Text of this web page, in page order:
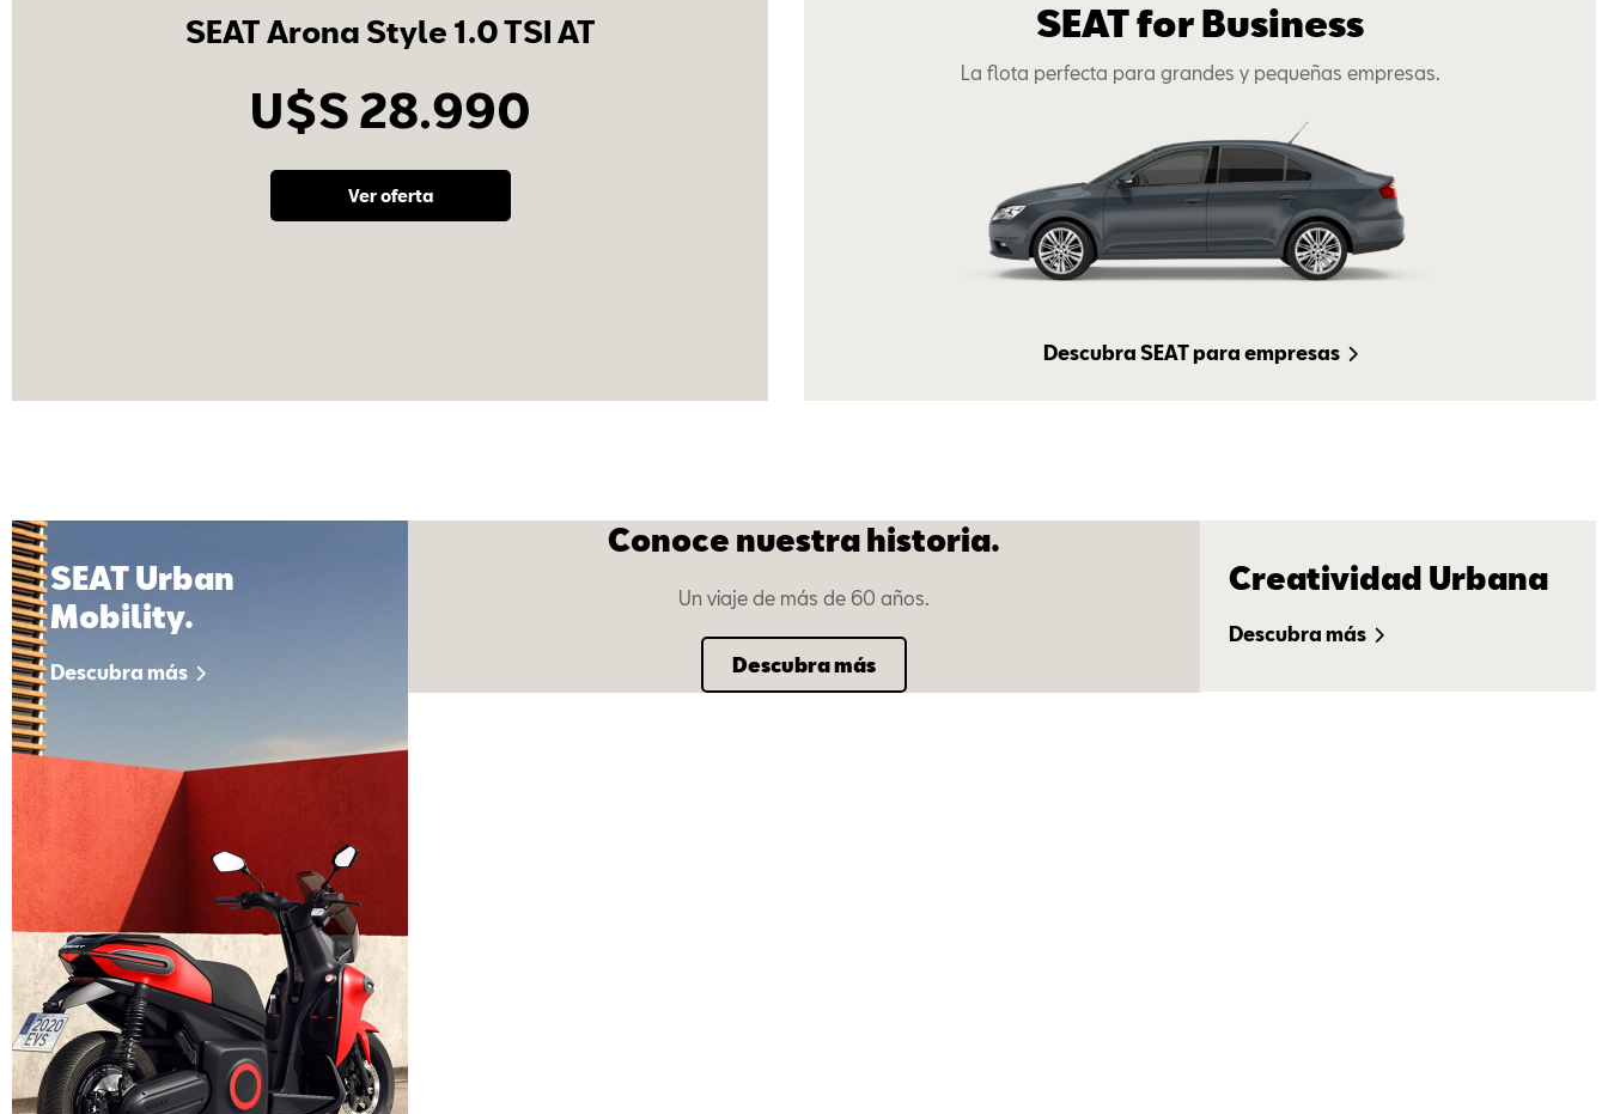
SEAT Arona Style 1.0 TSI AT
U$S 28.990
Ver oferta
SEAT for Business
La flota perfecta para grandes y pequeñas empresas.
Descubra SEAT para empresas
SEAT Urban
Mobility.
Descubra más
Conoce nuestra historia.
Un viaje de más de 60 años.
Descubra más
Creatividad Urbana
Descubra más